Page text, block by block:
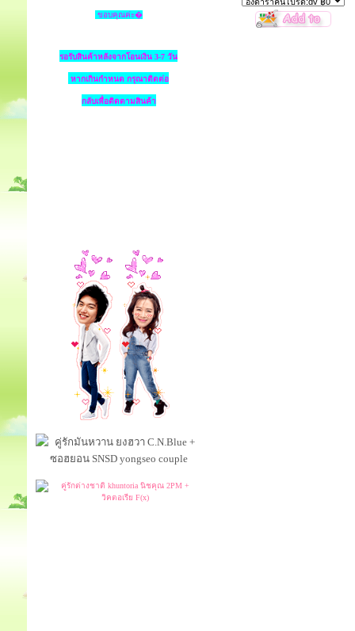
ขอบคุณค่ะ�
รอรับสินค้าหลังจากโอนเงิน 3-7 วัน
หากเกินกำหนด กรุณาติดต่อ
กลับเพื่อติดตามสินค้า